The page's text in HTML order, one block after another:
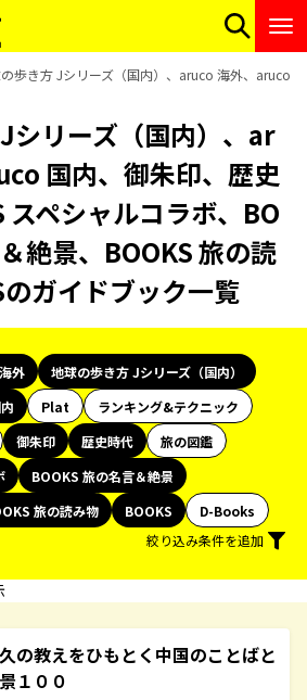
歩き方 Jシリーズ（国内）、aruco 海外、aruco
シリーズ（国内）、ar
国内、御朱印、歴史
スペシャルコラボ、BO
絶景、BOOKS 旅の読
ガイドブック一覧
外
地球の歩き方 Jシリーズ（国内）
Plat
ランキング&テクニック
御朱印 歴史時代
旅の図鑑
BOOKS 旅の名言＆絶景
旅の読み物 BOOKS
D-Books
絞り込み条件を追加
の教えをひもとく中国のことばと
１００